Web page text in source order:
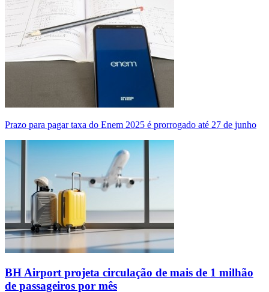
Prazo para pagar taxa do Enem 2025 é prorrogado até 27 de junho
BH Airport projeta circulação de mais de 1 milhão
de passageiros por mês